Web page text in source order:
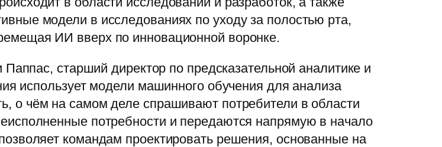
модели в исследованиях по уходу за полостью рта,
ИИ вверх по инновационной воронке.
Паппас, старший директор по предсказательной аналитике и
использует модели машинного обучения для анализа
о чём на самом деле спрашивают потребители в области
потребности и передаются напрямую в начало
командам проектировать решения, основанные на